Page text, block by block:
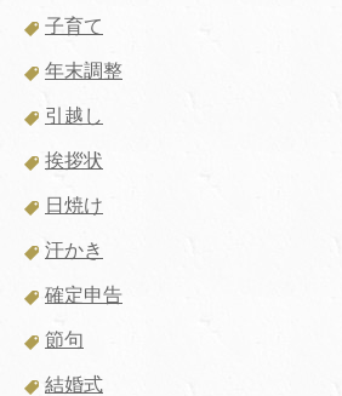
子育て
年末調整
引越し
挨拶状
日焼け
汗かき
確定申告
節句
結婚式